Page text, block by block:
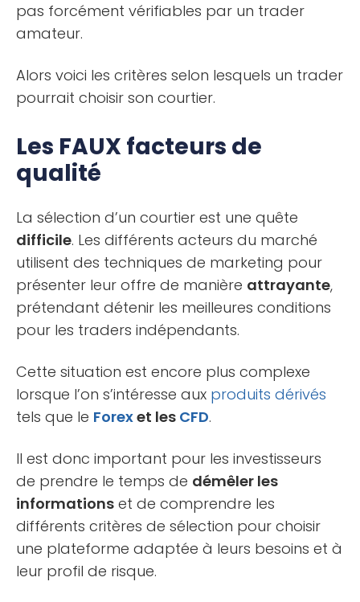
pas forcément vérifiables par un trader
amateur.
Alors voici les critères selon lesquels un trader
pourrait choisir son courtier.
Les FAUX facteurs de
qualité
La sélection d’un courtier est une quête
difficile. Les différents acteurs du marché
utilisent des techniques de marketing pour
présenter leur offre de manière attrayante,
prétendant détenir les meilleures conditions
pour les traders indépendants.
Cette situation est encore plus complexe
lorsque l’on s’intéresse aux produits dérivés
tels que le Forexet les CFD.
Il est donc important pour les investisseurs
de prendre le temps de démêler les
informations et de comprendre les
différents critères de sélection pour choisir
une plateforme adaptée à leurs besoins et à
leur profil de risque.